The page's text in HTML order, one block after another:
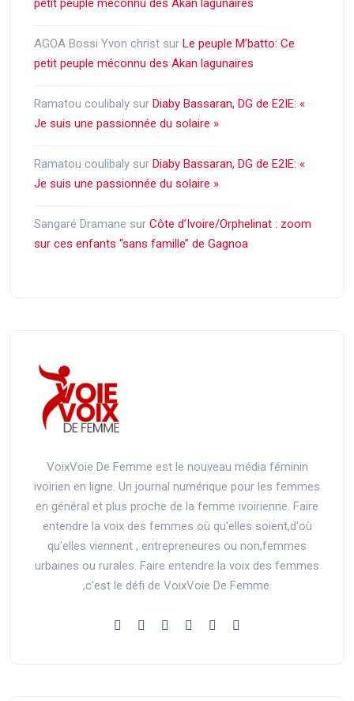
petit peuple méconnu des Akan lagunaires
AGOA Bossi Yvon christ sur Le peuple M’batto: Ce
petit peuple méconnu des Akan lagunaires
Ramatou coulibaly sur Diaby Bassaran, DG de E2IE: «
Je suis une passionnée du solaire »
Ramatou coulibaly sur Diaby Bassaran, DG de E2IE: «
Je suis une passionnée du solaire »
Sangaré Dramane sur Côte d’Ivoire/Orphelinat : zoom
sur ces enfants ‘‘sans famille’’ de Gagnoa
VoixVoie De Femme est le nouveau média féminin
ivoirien en ligne. Un journal numérique pour les femmes
en général et plus proche de la femme ivoirienne. Faire
entendre la voix des femmes où qu'elles soient,d'où
qu'elles viennent , entrepreneures ou non,femmes
urbaines ou rurales. Faire entendre la voix des femmes
,c'est le défi de VoixVoie De Femme.